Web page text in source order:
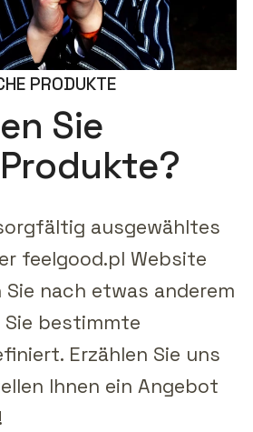
PRODUKTE
Sie
ausgewähltes
feelgood.pl Website
Sie nach etwas anderem
bestimmte
Erzählen Sie uns
Ihnen ein Angebot